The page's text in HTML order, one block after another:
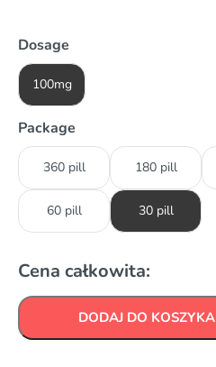
Dosage
100mg
Package
360 pill 180 pill
60 pill 30 pill
Cena całkowita:
DODAJ DO KOSZYKA